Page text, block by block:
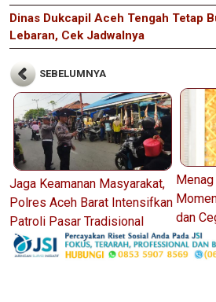
Dinas Dukcapil Aceh Tengah Tetap
Lebaran, Cek Jadwalnya
SEBELUMNYA
Jaga Keamanan Masyarakat,
Polres Aceh Barat Intensifkan
Patroli Pasar Tradisional
dan